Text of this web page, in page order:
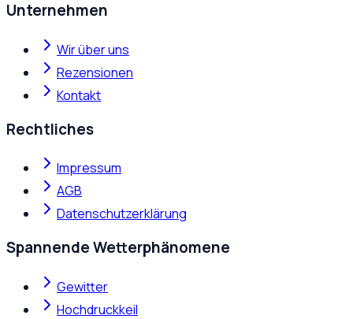
Unternehmen
Wir über uns
Rezensionen
Kontakt
Rechtliches
Impressum
AGB
Datenschutzerklärung
Spannende Wetterphänomene
Gewitter
Hochdruckkeil